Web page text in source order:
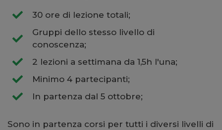
30 ore di lezione totali;
Gruppi dello stesso livello di
conoscenza;
2 lezioni a settimana da 1,5h l'una;
Minimo 4 partecipanti;
In partenza dal 5 ottobre;
Sono in partenza corsi per tutti i diversi livelli di